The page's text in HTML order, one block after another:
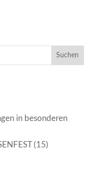
in besonderen
(15)